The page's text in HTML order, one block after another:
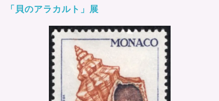
「貝のアラカルト」展